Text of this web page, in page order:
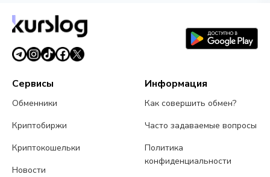
Сервисы
Обменники
Криптобиржи
Криптокошельки
Новости
Информация
Как совершить обмен?
Часто задаваемые вопросы
Политика
конфиденциальности